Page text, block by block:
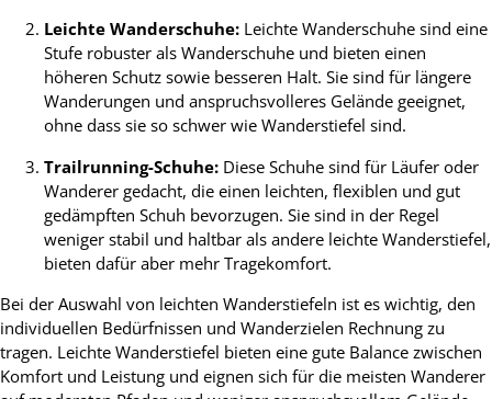
Leichte Wanderschuhe: Leichte Wanderschuhe sind eine
Stufe robuster als Wanderschuhe und bieten einen
höheren Schutz sowie besseren Halt. Sie sind für längere
Wanderungen und anspruchsvolleres Gelände geeignet,
ohne dass sie so schwer wie Wanderstiefel sind.
Trailrunning-Schuhe: Diese Schuhe sind für Läufer oder
Wanderer gedacht, die einen leichten, flexiblen und gut
gedämpften Schuh bevorzugen. Sie sind in der Regel
weniger stabil und haltbar als andere leichte Wanderstiefel,
bieten dafür aber mehr Tragekomfort.
Bei der Auswahl von leichten Wanderstiefeln ist es wichtig, den
individuellen Bedürfnissen und Wanderzielen Rechnung zu
tragen. Leichte Wanderstiefel bieten eine gute Balance zwischen
Komfort und Leistung und eignen sich für die meisten Wanderer